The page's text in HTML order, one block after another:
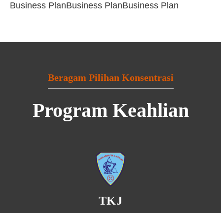
Business PlanBusiness PlanBusiness Plan
Beragam Pilihan Konsentrasi
Program Keahlian
TKJ